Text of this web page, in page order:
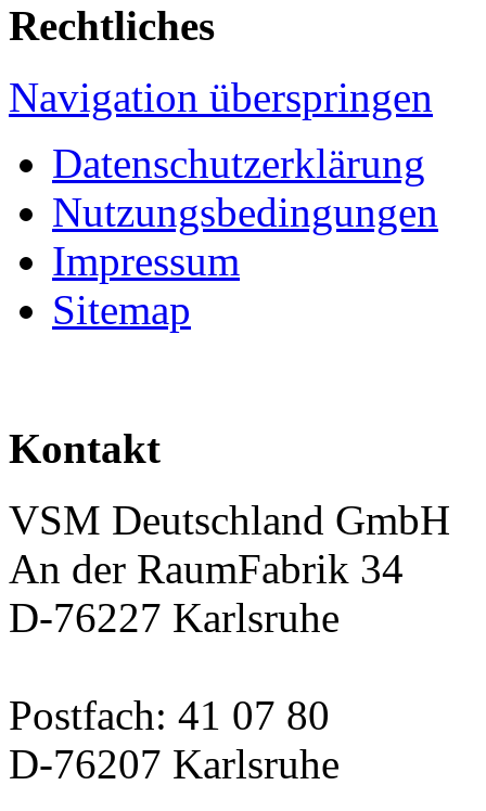
Rechtliches
Navigation überspringen
Datenschutzerklärung
Nutzungsbedingungen
Impressum
Sitemap
Kontakt
VSM Deutschland GmbH
An der RaumFabrik 34
D-76227 Karlsruhe
Postfach: 41 07 80
D-76207 Karlsruhe